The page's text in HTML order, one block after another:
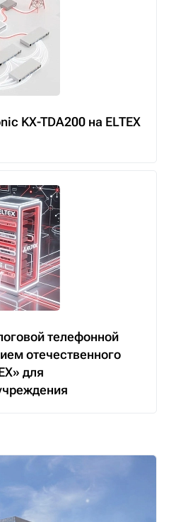
KX-TDA200 на ELTEX
телефонной
отечественного
для